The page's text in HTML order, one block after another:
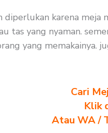
diperlukan karena
tas yang nyaman.
yang memakainya.
Cari
Klik
Atau WA /